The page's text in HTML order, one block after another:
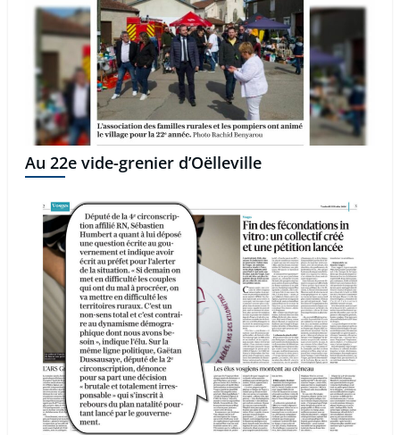
Au 22e vide-grenier d’Oëlleville